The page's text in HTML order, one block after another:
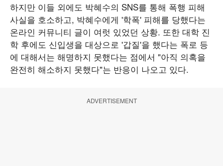
하지만 이들 외에도 박혜수의 SNS를 통해 폭행 피해
사실을 호소하고, 박혜수에게 '학폭' 피해를 당했다는
온라인 커뮤니티 글이 여럿 있었던 상황. 또한 대학 진
학 후에도 신입생을 대상으로 '갑질'을 했다는 폭로 등
에 대해서는 해명하지 못했다는 점에서 "아직 의혹을
완전히 해소하지 못했다"는 반응이 나오고 있다.
ADVERTISEMENT